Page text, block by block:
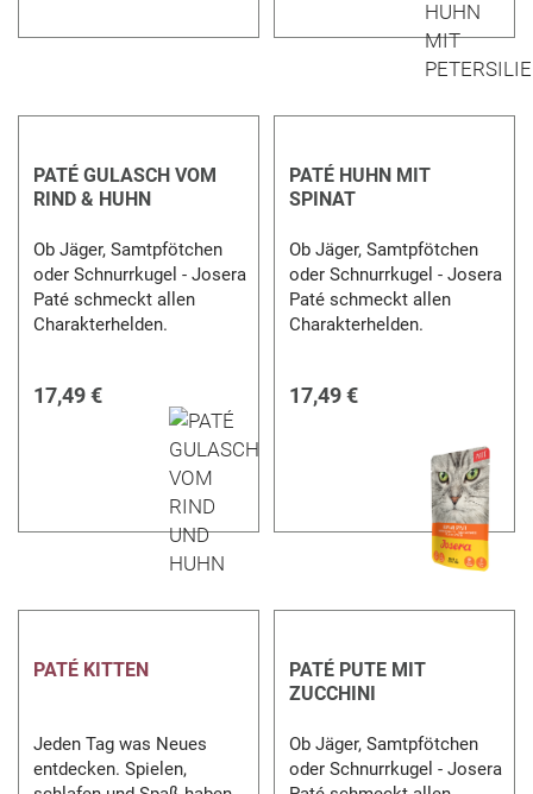
PATÉ GULASCH VOM
RIND & HUHN
Ob Jäger, Samtpfötchen
oder Schnurrkugel - Josera
Paté schmeckt allen
Charakterhelden.
17,49 €
PATÉ HUHN MIT
SPINAT
Ob Jäger, Samtpfötchen
oder Schnurrkugel - Josera
Paté schmeckt allen
Charakterhelden.
17,49 €
PATÉ KITTEN
Jeden Tag was Neues
entdecken. Spielen,
PATÉ PUTE MIT
ZUCCHINI
Ob Jäger, Samtpfötchen
oder Schnurrkugel - Josera